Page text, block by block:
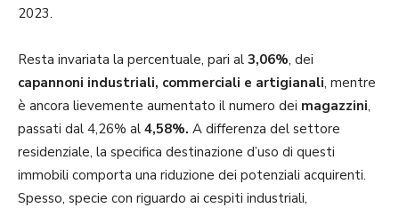
2023.
Resta invariata la percentuale, pari al 3,06%, dei
capannoni industriali, commerciali e artigianali, mentre
è ancora lievemente aumentato il numero dei magazzini,
passati dal 4,26% al 4,58%. A differenza del settore
residenziale, la specifica destinazione d’uso di questi
immobili comporta una riduzione dei potenziali acquirenti.
Spesso, specie con riguardo ai cespiti industriali,